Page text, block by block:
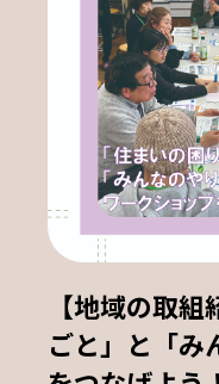
【地域の取
ごと」と「み